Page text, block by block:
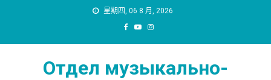
星期四, 06 8 月, 2026
Отдел музыкально-